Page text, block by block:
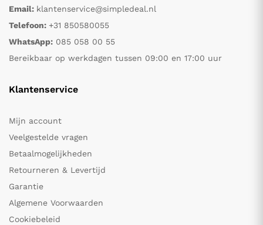
Email: klantenservice@simpledeal.nl
Telefoon: +31 850580055
WhatsApp: 085 058 00 55
Bereikbaar op werkdagen tussen 09:00 en 17:00 uur
Klantenservice
Mijn account
Veelgestelde vragen
Betaalmogelijkheden
Retourneren & Levertijd
Garantie
Algemene Voorwaarden
Cookiebeleid